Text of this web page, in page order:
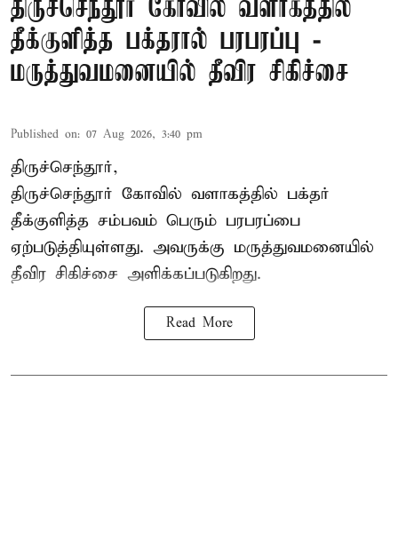
திருச்செந்தூர் கோவில் வளாகத்தில்
தீக்குளித்த பக்தரால் பரபரப்பு -
மருத்துவமனையில் தீவிர சிகிச்சை
Published on: 07 Aug 2026, 3:40 pm
திருச்செந்தூர்,
திருச்செந்தூர் கோவில் வளாகத்தில் பக்தர்
தீக்குளித்த சம்பவம் பெரும் பரபரப்பை
ஏற்படுத்தியுள்ளது. அவருக்கு மருத்துவமனையில்
தீவிர சிகிச்சை அளிக்கப்படுகிறது.
Read More